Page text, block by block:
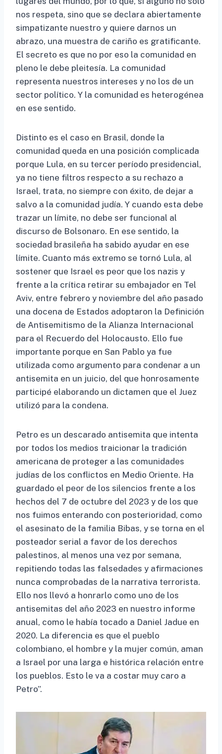
nos respeta, sino que se declara abiertamente
simpatizante nuestro y quiere darnos un
abrazo, una muestra de cariño es gratificante.
El secreto es que no por eso la comunidad en
pleno le debe pleitesía. La comunidad
representa nuestros intereses y no los de un
sector político. Y la comunidad es heterogénea
en ese sentido.
Distinto es el caso en Brasil, donde la
comunidad queda en una posición complicada
porque Lula, en su tercer período presidencial,
ya no tiene filtros respecto a su rechazo a
Israel, trata, no siempre con éxito, de dejar a
salvo a la comunidad judía. Y cuando esta debe
trazar un límite, no debe ser funcional al
discurso de Bolsonaro. En ese sentido, la
sociedad brasileña ha sabido ayudar en ese
límite. Cuanto más extremo se tornó Lula, al
sostener que Israel es peor que los nazis y
frente a la crítica retirar su embajador en Tel
Aviv, entre febrero y noviembre del año pasado
una docena de Estados adoptaron la Definición
de Antisemitismo de la Alianza Internacional
para el Recuerdo del Holocausto. Ello fue
importante porque en San Pablo ya fue
utilizada como argumento para condenar a un
antisemita en un juicio, del que honrosamente
participé elaborando un dictamen que el Juez
utilizó para la condena.
Petro es un descarado antisemita que intenta
por todos los medios traicionar la tradición
americana de proteger a las comunidades
judías de los conflictos en Medio Oriente. Ha
guardado el peor de los silencios frente a los
hechos del 7 de octubre del 2023 y de los que
nos fuimos enterando con posterioridad, como
el asesinato de la familia Bibas, y se torna en el
posteador serial a favor de los derechos
palestinos, al menos una vez por semana,
repitiendo todas las falsedades y afirmaciones
nunca comprobadas de la narrativa terrorista.
Ello nos llevó a honrarlo como uno de los
antisemitas del año 2023 en nuestro informe
anual, como le había tocado a Daniel Jadue en
2020. La diferencia es que el pueblo
colombiano, el hombre y la mujer común, aman
a Israel por una larga e histórica relación entre
los pueblos. Esto le va a costar muy caro a
Petro”.